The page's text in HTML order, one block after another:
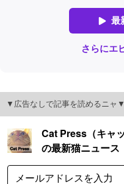
▼広告なしで記事を読めるニャ▼